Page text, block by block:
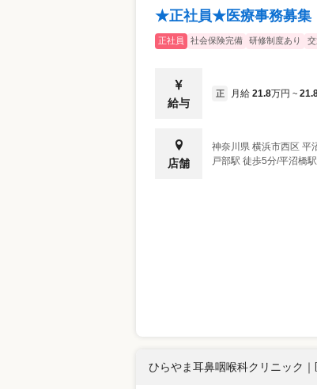
★正社員★医療事務募集
正社員 社会保険完備 研修制度あり
給与
正 月給 21.8万円 ~
店舗
神奈川県 横浜市西区 平
戸部駅 徒歩5分/平沼橋
ひらやま耳鼻咽喉科クリニック ｜